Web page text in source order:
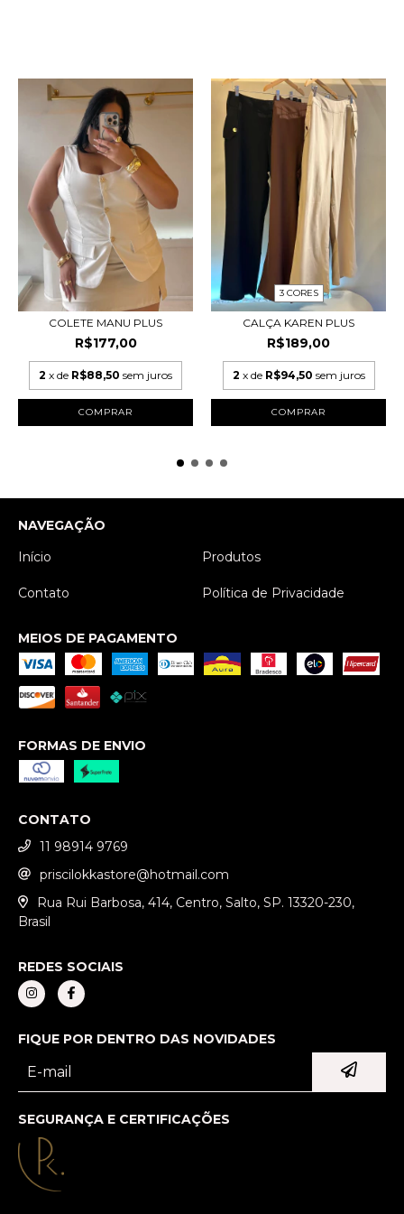
COLETE MANU PLUS
R$177,00
2 x de R$88,50 sem juros
COMPRAR
3 CORES
CALÇA KAREN PLUS
R$189,00
2 x de R$94,50 sem juros
COMPRAR
NAVEGAÇÃO
Início
Produtos
Contato Política de Privacidade
MEIOS DE PAGAMENTO
FORMAS DE ENVIO
CONTATO
11 98914 9769
priscilokkastore@hotmail.com
Rua Rui Barbosa, 414, Centro, Salto, SP. 13320-230,
Brasil
REDES SOCIAIS
FIQUE POR DENTRO DAS NOVIDADES
SEGURANÇA E CERTIFICAÇÕES